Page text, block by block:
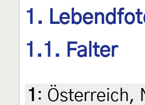
1.
1.1. Falter
1 : Österreich,